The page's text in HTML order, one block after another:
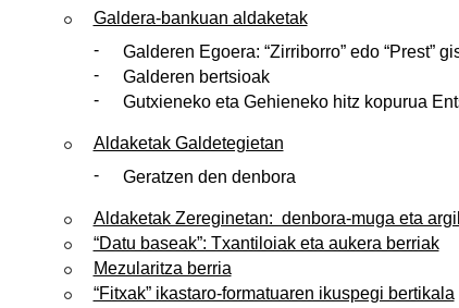
Galdera-bankuan aldaketak
Galderen Egoera: “Zirriborro” edo “Prest”
Galderen bertsioak
Gutxieneko eta Gehieneko hitz kopurua
Aldaketak Galdetegietan
Geratzen den denbora
Aldaketak Zereginetan: denbora-muga eta
“Datu baseak”: Txantiloiak eta aukera berriak
Mezularitza berria
“Fitxak” ikastaro-formatuaren ikuspegi bertikala